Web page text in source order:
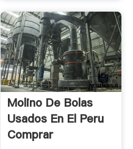
Molino De Bolas
Usados En El Peru
Comprar